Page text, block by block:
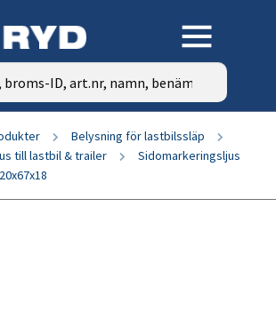
Belysning för lastbilssläp
till lastbil & trailer
Sidomarkeringsljus